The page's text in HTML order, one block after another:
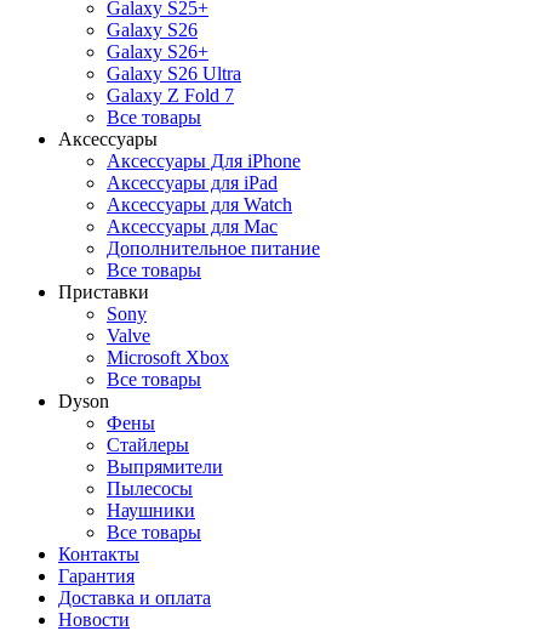
Galaxy S25+
Galaxy S26
Galaxy S26+
Galaxy S26 Ultra
Galaxy Z Fold 7
Все товары
Аксессуары
Аксессуары Для iPhone
Аксессуары для iPad
Аксессуары для Watch
Аксессуары для Mac
Дополнительное питание
Все товары
Приставки
Sony
Valve
Microsoft Xbox
Все товары
Dyson
Фены
Стайлеры
Выпрямители
Пылесосы
Наушники
Все товары
Контакты
Гарантия
Доставка и оплата
Новости